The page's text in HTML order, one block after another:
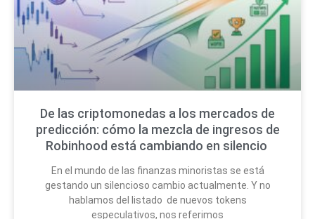
De las criptomonedas a los mercados de
predicción: cómo la mezcla de ingresos de
Robinhood está cambiando en silencio
En el mundo de las finanzas minoristas se está
gestando un silencioso cambio actualmente. Y no
hablamos del listado de nuevos tokens
especulativos, nos referimos